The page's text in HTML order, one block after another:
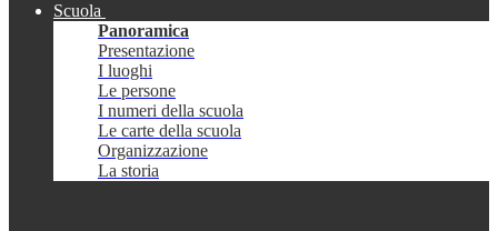
Scuola
Panoramica
Presentazione
I luoghi
Le persone
I numeri della scuola
Le carte della scuola
Organizzazione
La storia